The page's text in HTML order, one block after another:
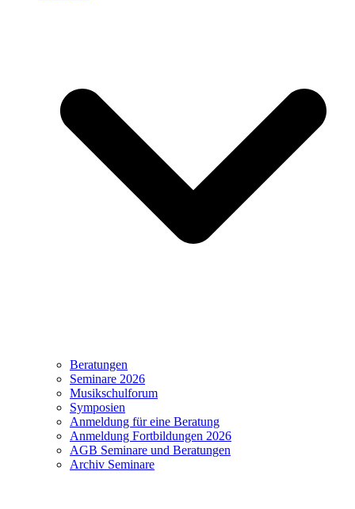
Beratungen
Seminare 2026
Musikschulforum
Symposien
Anmeldung für eine Beratung
Anmeldung Fortbildungen 2026
AGB Seminare und Beratungen
Archiv Seminare